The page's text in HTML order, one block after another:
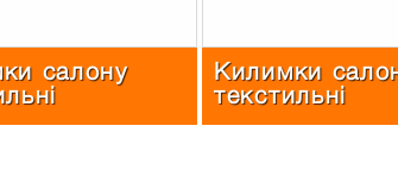
салону
Килимки
текстильні